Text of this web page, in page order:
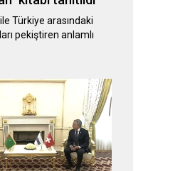
Türkiye arasındaki
pekiştiren anlamlı